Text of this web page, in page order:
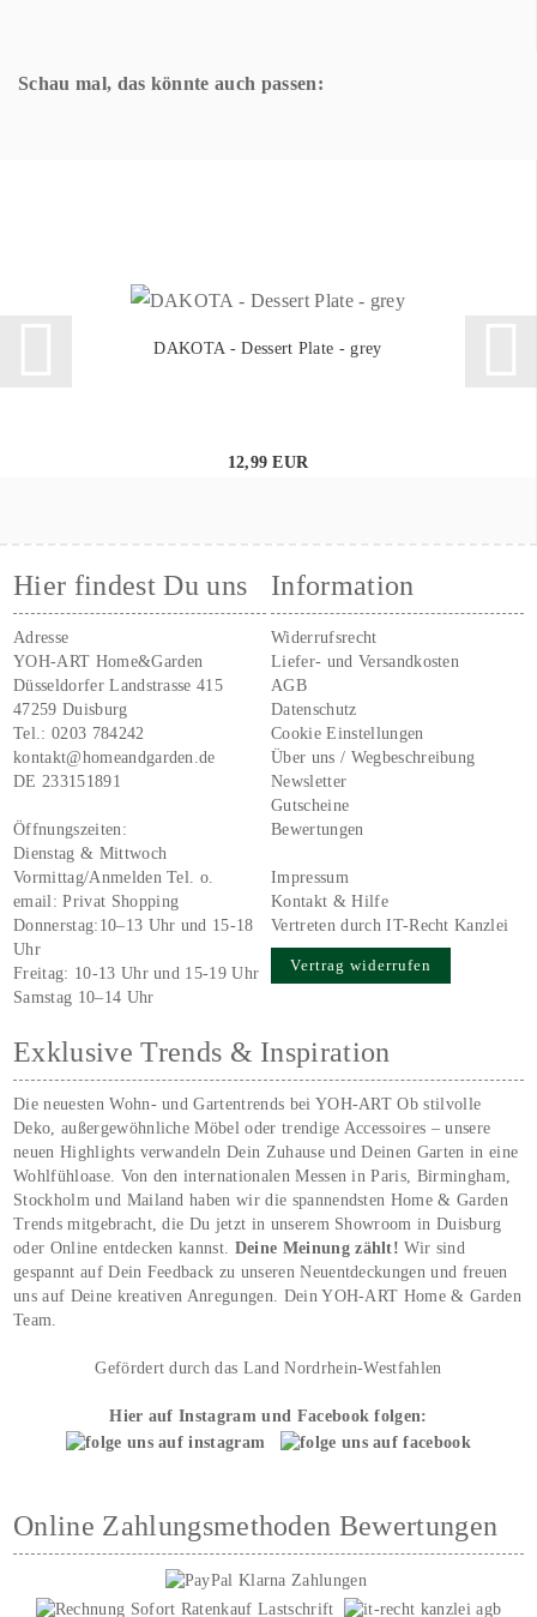
Schau mal, das könnte auch passen:
DAKOTA - Dessert Plate - grey
12,99 EUR
Hier findest Du uns
Adresse
YOH-ART Home&Garden
Düsseldorfer Landstrasse 415
47259 Duisburg
Tel.:0203 784242
kontakt@homeandgarden.de
DE 233151891
Öffnungszeiten:
Dienstag & Mittwoch
Vormittag/Anmelden Tel. o.
email:Privat Shopping
Donnerstag:10–13 Uhr und 15-18
Uhr
Freitag: 10-13 Uhr und 15-19 Uhr
Samstag 10–14 Uhr
Information
Widerrufsrecht
Liefer- und Versandkosten
AGB
Datenschutz
Cookie Einstellungen
Über uns / Wegbeschreibung
Newsletter
Gutscheine
Bewertungen
Impressum
Kontakt & Hilfe
Vertreten durch IT-Recht Kanzlei
Vertrag widerrufen
Exklusive Trends & Inspiration
Die neuesten Wohn- und Gartentrends bei YOH‑ART Ob stilvolle
Deko, außergewöhnliche Möbel oder trendige Accessoires – unsere
neuen Highlights verwandeln Dein Zuhause und Deinen Garten in eine
Wohlfühloase. Von den internationalen Messen in Paris, Birmingham,
Stockholm und Mailand haben wir die spannendsten Home & Garden
Trends mitgebracht, die Du jetzt in unserem Showroom in Duisburg
oder Online entdecken kannst. Deine Meinung zählt!Wir sind
gespannt auf Dein Feedback zu unseren Neuentdeckungen und freuen
uns auf Deine kreativen Anregungen. Dein YOH‑ART Home & Garden
Team.
Gefördert durch das Land Nordrhein-Westfahlen
Hier auf Instagram und Facebook folgen:
Online Zahlungsmethoden Bewertungen